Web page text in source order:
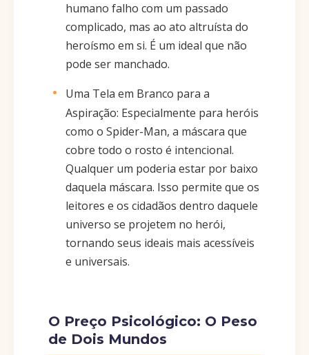
humano falho com um passado
complicado, mas ao ato altruísta do
heroísmo em si. É um ideal que não
pode ser manchado.
Uma Tela em Branco para a
Aspiração: Especialmente para heróis
como o Spider-Man, a máscara que
cobre todo o rosto é intencional.
Qualquer um poderia estar por baixo
daquela máscara. Isso permite que os
leitores e os cidadãos dentro daquele
universo se projetem no herói,
tornando seus ideais mais acessíveis
e universais.
O Preço Psicológico: O Peso
de Dois Mundos